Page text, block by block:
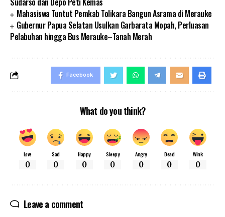
Mahasiswa Tuntut Pemkab Tolikara Bangun Asrama di Merauke
Gubernur Papua Selatan Usulkan Garbarata Mopah, Perluasan
Pelabuhan hingga Bus Merauke–Tanah Merah
Facebook
What do you think?
Love
0
Sad
0
Happy
0
Sleepy
0
Angry
0
Dead
0
Wink
0
Leave a comment